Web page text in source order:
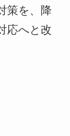
策を、降
応へと改